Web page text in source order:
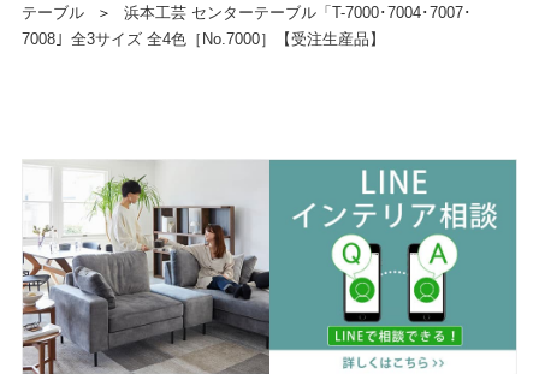
テーブル
＞
浜本工芸 センターテーブル「T-7000･7004･7007･
7008」全3サイズ 全4色［No.7000］【受注生産品】